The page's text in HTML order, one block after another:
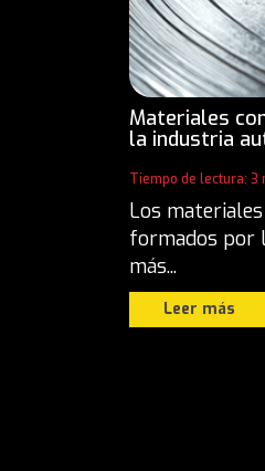
Materiales
la industria
Tiempo de lectura: 3
Los
formados por
más...
Leer más